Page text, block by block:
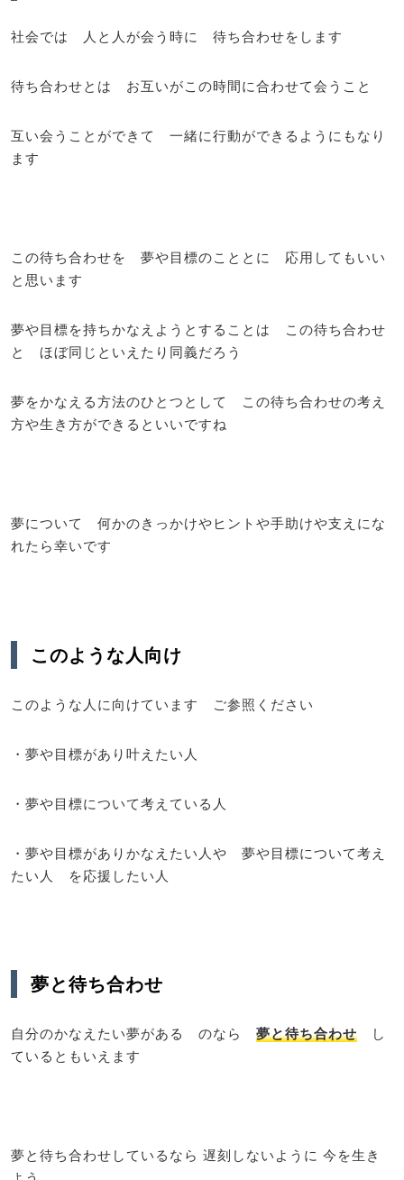
社会では 人と人が会う時に 待ち合わせをします
待ち合わせとは お互いがこの時間に合わせて会うこと
互い会うことができて 一緒に行動ができるようにもなり
ます
この待ち合わせを 夢や目標のこととに 応用してもいい
と思います
夢や目標を持ちかなえようとすることは この待ち合わせ
と ほぼ同じといえたり同義だろう
夢をかなえる方法のひとつとして この待ち合わせの考え
方や生き方ができるといいですね
夢について 何かのきっかけやヒントや手助けや支えにな
れたら幸いです
このような人向け
このような人に向けています ご参照ください
・夢や目標があり叶えたい人
・夢や目標について考えている人
・夢や目標がありかなえたい人や 夢や目標について考え
たい人 を応援したい人
夢と待ち合わせ
自分のかなえたい夢がある のなら 夢と待ち合わせ し
ているともいえます
夢と待ち合わせしているなら 遅刻しないように 今を生き